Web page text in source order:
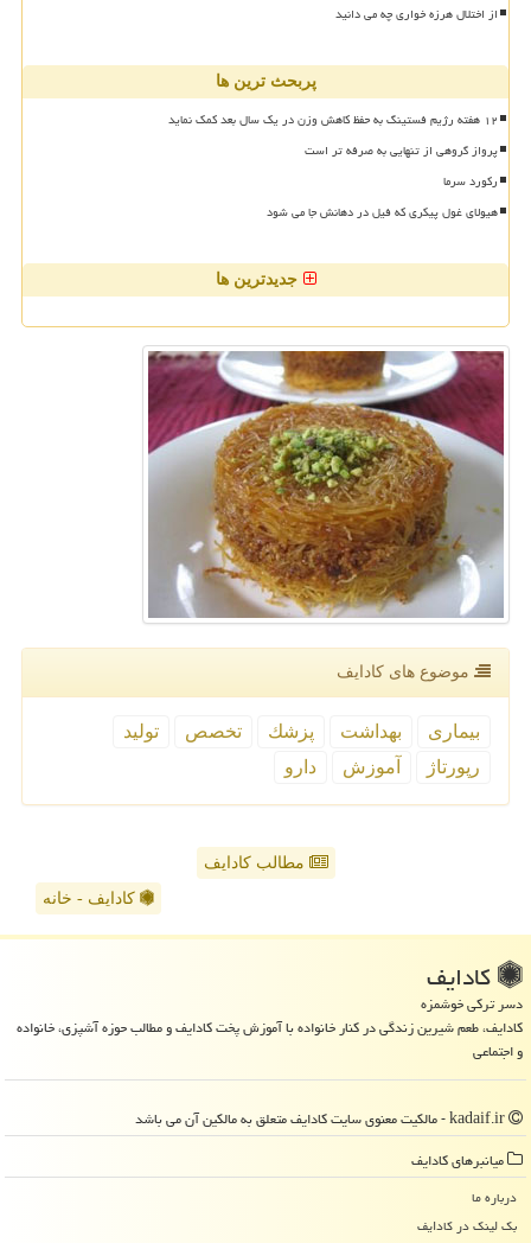
از اختلال هرزه خواری چه می دانید
پربحث ترین ها
۱۲ هفته رژیم فستینگ به حفظ کاهش وزن در یک سال بعد کمک نماید
پرواز گروهی از تنهایی به صرفه تر است
رکورد سرما
هیولای غول پیکری که فیل در دهانش جا می شود
جدیدترین ها
موضوع های كادایف
بیماری بهداشت پزشك تخصص
تولید
رپورتاژ
آموزش دارو
مطالب کادایف
کادایف - خانه
كادایف
دسر ترکی خوشمزه
کادایف، طعم شیرین زندگی در کنار خانواده با آموزش پخت کادایف و مطالب حوزه آشپزی، خانواده
و اجتماعی
میانبرهای كادایف
درباره ما
بک لینک در كادایف